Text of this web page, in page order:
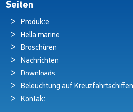
Seiten
Produkte
Hella marine
Broschüren
Nachrichten
Downloads
Beleuchtung auf Kreuzfahrtschiffen
Kontakt